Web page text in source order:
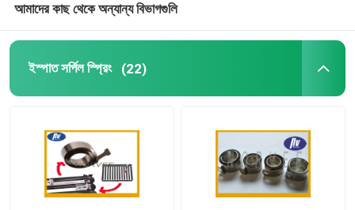
আমাদের কাছ থেকে অন্যান্য বিভাগগুলি
ইস্পাত সর্পিল স্প্রিং (22)